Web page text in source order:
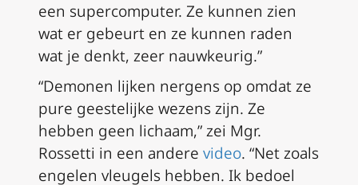
een supercomputer. Ze kunnen zien
wat er gebeurt en ze kunnen raden
wat je denkt, zeer nauwkeurig.”
“Demonen lijken nergens op omdat ze
pure geestelijke wezens zijn. Ze
hebben geen lichaam,” zei Mgr.
Rossetti in een andere video. “Net zoals
engelen vleugels hebben. Ik bedoel